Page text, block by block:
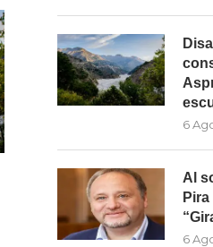
AL SOCIOLOGO FRANCESCO
IL PREMIO CULTURALE
“GIRASOLE”...
6 Agosto 2026
6
Al
6